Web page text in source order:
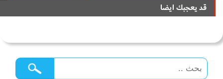
قد يعجبك ايضا